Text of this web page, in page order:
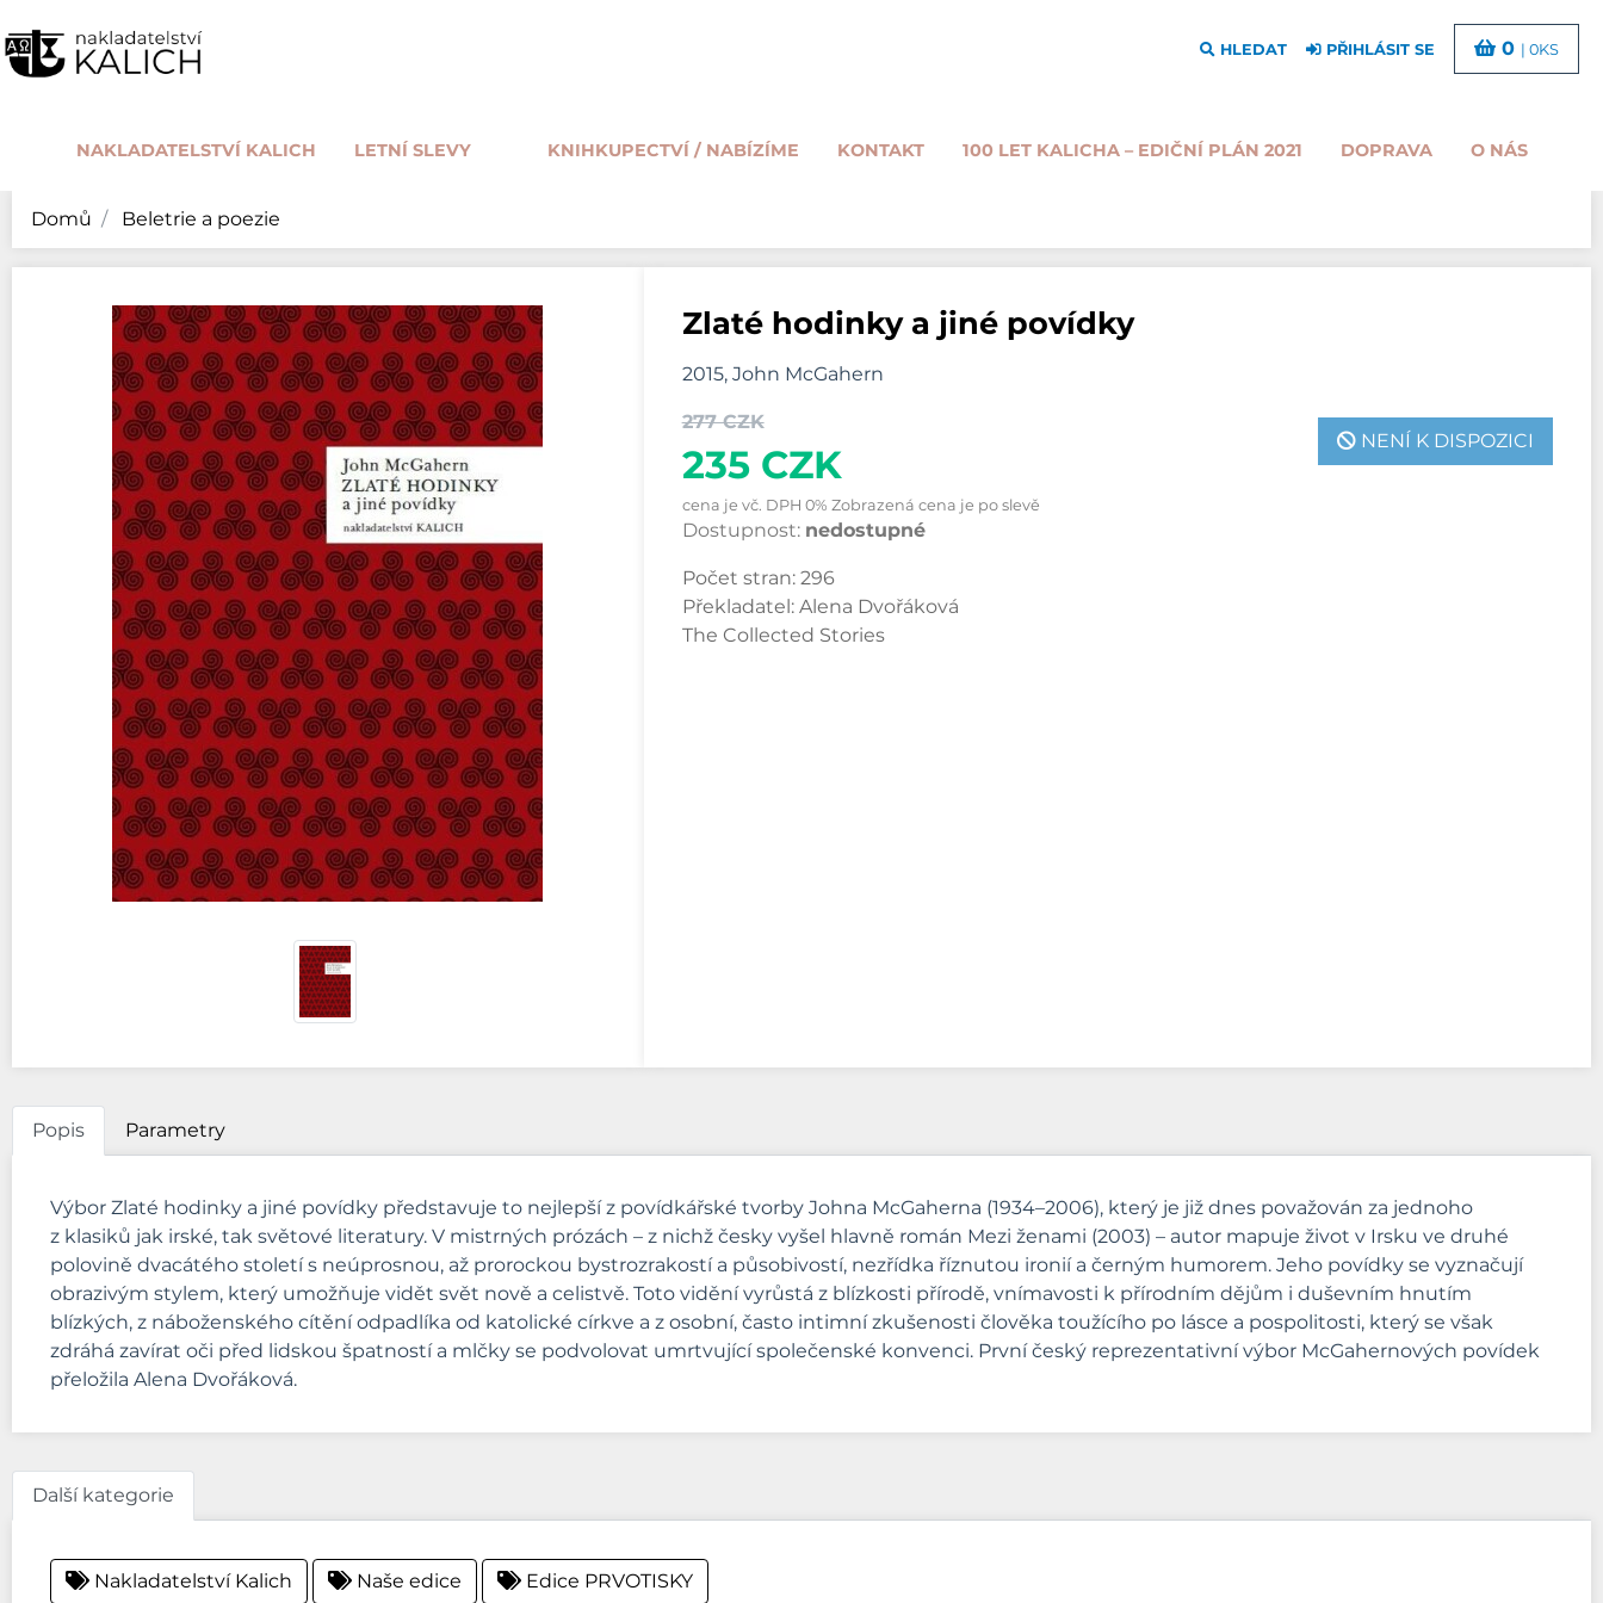
NAKLADATELSTVÍ KALICH LETNÍ SLEVY KNIHKUPECTVÍ / NABÍZÍME KONTAKT 100 LET KALICHA – EDIČNÍ PLÁN 2021 DOPRAVA O NÁS
HLEDAT PŘIHLÁSIT SE 0 | 0KS
Domů Beletrie a poezie
Zlaté hodinky a jiné povídky
2015, John McGahern
277 CZK
235 CZK
NENÍ K DISPOZICI
cena je vč. DPH 0% Zobrazená cena je po slevě
Dostupnost: nedostupné
Počet stran: 296
Překladatel: Alena Dvořáková
The Collected Stories
Popis Parametry
Výbor Zlaté hodinky a jiné povídky představuje to nejlepší z povídkářské tvorby Johna McGaherna (1934–2006), který je již dnes považován za jednoho
z klasiků jak irské, tak světové literatury. V mistrných prózách – z nichž česky vyšel hlavně román Mezi ženami (2003) – autor mapuje život v Irsku ve druhé
polovině dvacátého století s neúprosnou, až prorockou bystrozrakostí a působivostí, nezřídka říznutou ironií a černým humorem. Jeho povídky se vyznačují
obrazivým stylem, který umožňuje vidět svět nově a celistvě. Toto vidění vyrůstá z blízkosti přírodě, vnímavosti k přírodním dějům i duševním hnutím
blízkých, z náboženského cítění odpadlíka od katolické církve a z osobní, často intimní zkušenosti člověka toužícího po lásce a pospolitosti, který se však
zdráhá zavírat oči před lidskou špatností a mlčky se podvolovat umrtvující společenské konvenci. První český reprezentativní výbor McGahernových povídek
přeložila Alena Dvořáková.
Další kategorie
Nakladatelství Kalich Naše edice Edice PRVOTISKY